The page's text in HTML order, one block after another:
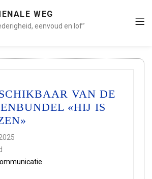
WEG
eenvoud en lof”
VAN DE
«HIJ IS